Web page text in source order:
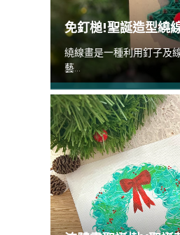
免釘槌!聖誕造型繞
繞線畫是一種利用釘子及
藝...